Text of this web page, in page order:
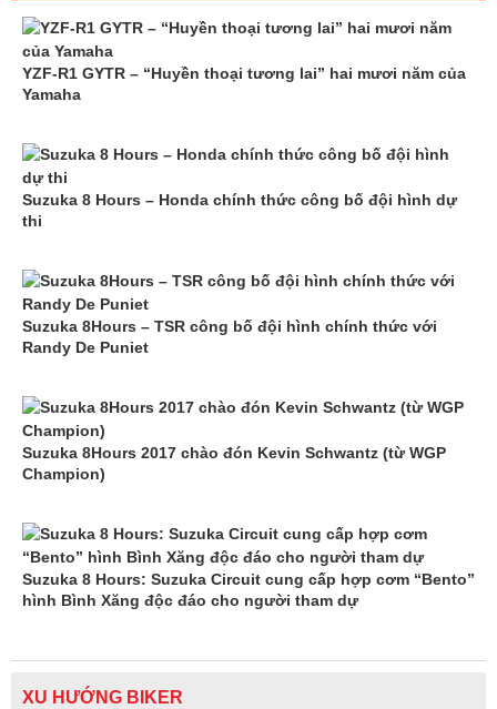
YZF-R1 GYTR – “Huyền thoại tương lai” hai mươi năm của
Yamaha
Suzuka 8 Hours – Honda chính thức công bố đội hình dự
thi
Suzuka 8Hours – TSR công bố đội hình chính thức với
Randy De Puniet
Suzuka 8Hours 2017 chào đón Kevin Schwantz (từ WGP
Champion)
Suzuka 8 Hours: Suzuka Circuit cung cấp hợp cơm “Bento”
hình Bình Xăng độc đáo cho người tham dự
XU HƯỚNG BIKER